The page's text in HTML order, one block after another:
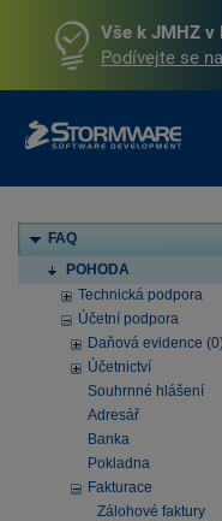
Vše k JMHZ v
Podívejte se
FAQ
POHODA
Technická podpora
Účetní podpora
Daňová evidence
Účetnictví
Souhrnné hlášení
Adresář
Banka
Pokladna
Fakturace
Zálohové faktury